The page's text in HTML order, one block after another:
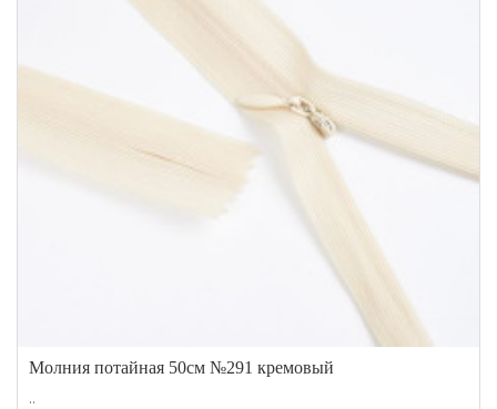
Молния потайная 50см №291 кремовый
..